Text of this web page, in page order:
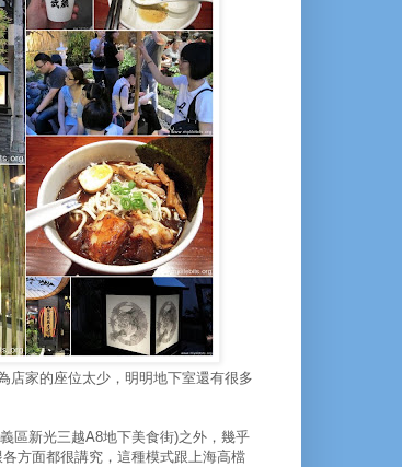
店家的座位太少，明明地下室還有很多
區新光三越A8地下美食街)之外，幾乎
方面都很講究，這種模式跟上海高檔